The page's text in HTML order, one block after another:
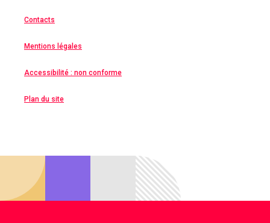
Contacts
Mentions légales
Accessibilité : non conforme
Plan du site